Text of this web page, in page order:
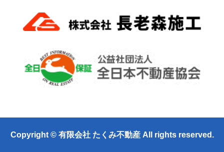
Copyright © 有限会社 たくみ不動産 All rights reserved.